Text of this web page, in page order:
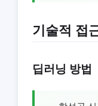
기술적 접
딥러닝 방법